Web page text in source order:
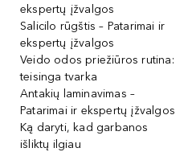
ekspertų įžvalgos
Salicilo rūgštis – Patarimai ir
ekspertų įžvalgos
Veido odos priežiūros rutina:
teisinga tvarka
Antakių laminavimas –
Patarimai ir ekspertų įžvalgos
Ką daryti, kad garbanos
išliktų ilgiau